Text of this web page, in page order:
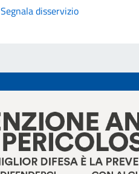
Segnala disservizio